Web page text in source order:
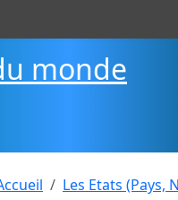
monde
Les Etats (Pays,